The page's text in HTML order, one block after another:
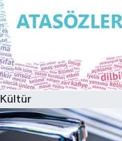
Kültür